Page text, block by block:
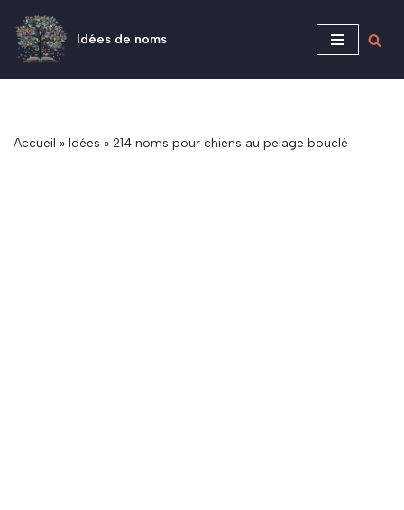
Aller
Idées de noms
Accueil » Idées » 214 noms pour chiens au pelage bouclé